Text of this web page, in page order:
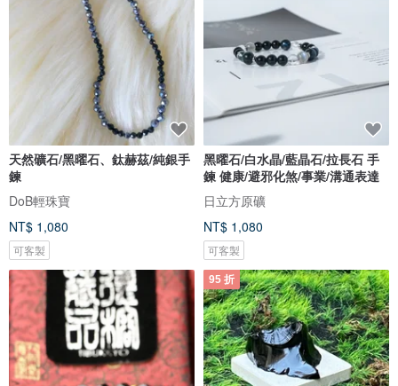
天然礦石/黑曜石、鈦赫茲/純銀手
鍊
DoB輕珠寶
NT$ 1,080
可客製
黑曜石/白水晶/藍晶石/拉長石 手
鍊 健康/避邪化煞/事業/溝通表達
日立方原礦
NT$ 1,080
可客製
95 折